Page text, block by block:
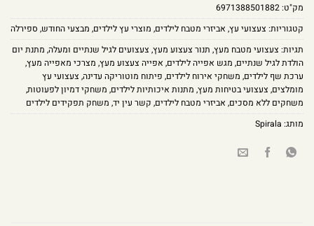
מק"ט:6971388501882
קטגוריות: צעצועי עץ, אביזרי מטבח לילדים, מוצרי עץ לילדים, מבצעי החודש, ספירלה
תגיות: צעצועי מטבח מעץ, תנור צעצוע מעץ, צעצועים לגיל שנתיים ומעלה, מתנת יום
הולדת לגיל שנתיים, מגש אפייה לילדים, אפייה צעצוע מעץ, מצרכי מאפייה מעץ,
ערכת שף לילדים, משחקי אירוח לילדים, פיתוח מוטוריקה עדינה, צעצועי עץ
מומלצים, צעצועי בטיחות מעץ, מתנות איכותיות לילדים, משחקי דמיון לפעוטות,
משחקים ללא מסכים, אביזרי מטבח לילדים, קשר עין יד, משחק תפקידים לילדים
מותג: Spirala